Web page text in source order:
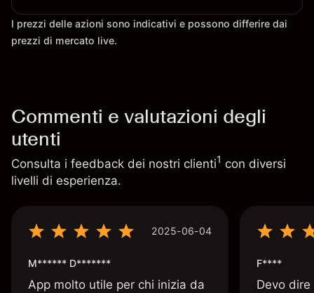
I prezzi delle azioni sono indicativi e possono differire dai
prezzi di mercato live.
Commenti e valutazioni degli
utenti
Consulta i feedback dei nostri clienti1 con diversi
livelli di esperienza.
2025-06-04
M****** D*******
App molto utile per chi inizia da
F****
Devo